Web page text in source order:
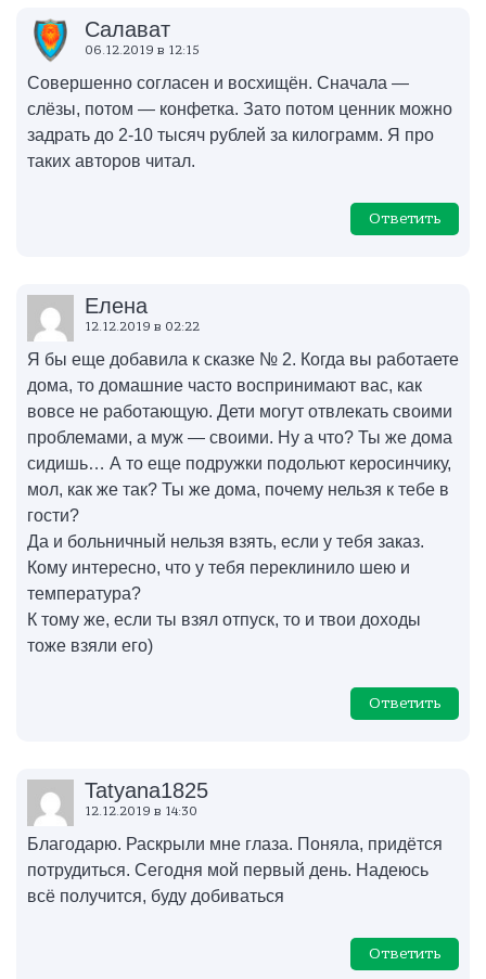
Салават
06.12.2019 в 12:15
Совершенно согласен и восхищён. Сначала —
слёзы, потом — конфетка. Зато потом ценник можно
задрать до 2-10 тысяч рублей за килограмм. Я про
таких авторов читал.
Ответить
Елена
12.12.2019 в 02:22
Я бы еще добавила к сказке № 2. Когда вы работаете
дома, то домашние часто воспринимают вас, как
вовсе не работающую. Дети могут отвлекать своими
проблемами, а муж — своими. Ну а что? Ты же дома
сидишь… А то еще подружки подольют керосинчику,
мол, как же так? Ты же дома, почему нельзя к тебе в
гости?
Да и больничный нельзя взять, если у тебя заказ.
Кому интересно, что у тебя переклинило шею и
температура?
К тому же, если ты взял отпуск, то и твои доходы
тоже взяли его)
Ответить
Tatyana1825
12.12.2019 в 14:30
Благодарю. Раскрыли мне глаза. Поняла, придётся
потрудиться. Сегодня мой первый день. Надеюсь
всё получится, буду добиваться
Ответить